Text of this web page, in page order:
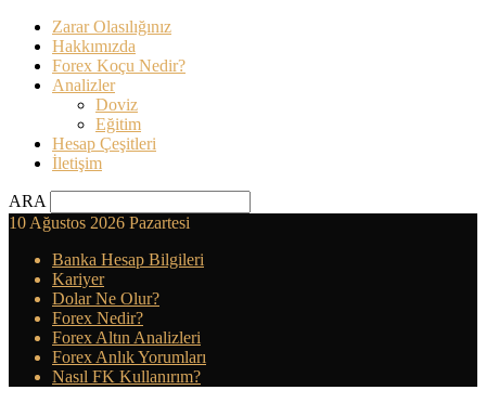
Zarar Olasılığınız
Hakkımızda
Forex Koçu Nedir?
Analizler
Doviz
Eğitim
Hesap Çeşitleri
İletişim
ARA
10 Ağustos 2026 Pazartesi
Banka Hesap Bilgileri
Kariyer
Dolar Ne Olur?
Forex Nedir?
Forex Altın Analizleri
Forex Anlık Yorumları
Nasıl FK Kullanırım?